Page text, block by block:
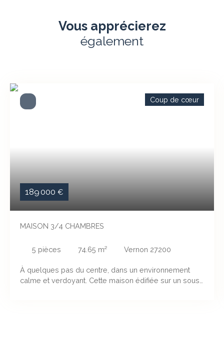
Vous apprécierez
également
189 000 €
Coup de cœur
MAISON 3/4 CHAMBRES
5 pièces 74.65 m² Vernon 27200
À quelques pas du centre, dans un environnement
calme et verdoyant. Cette maison édifiée sur un sous-